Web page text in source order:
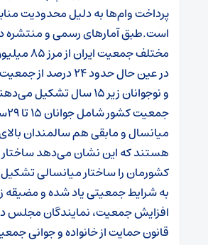
پرداخت وام‌ها به دلیل محدودیت
است.طبق آمارهای رسمی و منتشره
مختلف جمعیت
در عین حال حدود ۲۴
هستند که این نشان می‌دهد
کشورمان را ساختار میانسالی
به شرایط جمعیتی یاد شده و مضیقه
قانون حمایت از خانواده و جوانی